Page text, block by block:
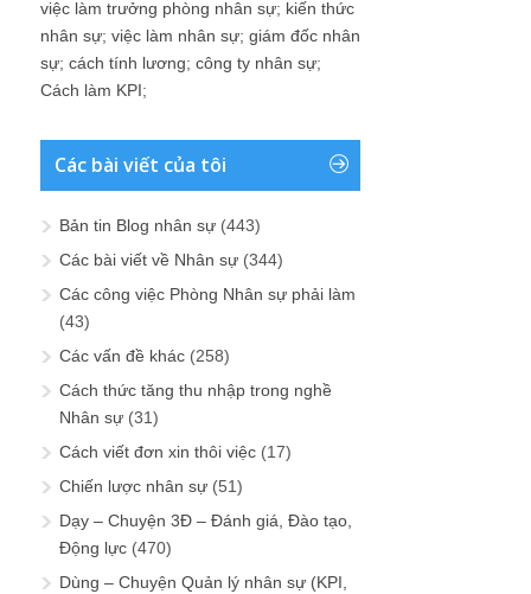
việc làm trưởng phòng nhân sự; kiến thức
nhân sự; việc làm nhân sự; giám đốc nhân
sự; cách tính lương; công ty nhân sự;
Cách làm KPI;
Các bài viết của tôi
Bản tin Blog nhân sự (443)
Các bài viết về Nhân sự (344)
Các công việc Phòng Nhân sự phải làm
(43)
Các vấn đề khác (258)
Cách thức tăng thu nhập trong nghề
Nhân sự (31)
Cách viết đơn xin thôi việc (17)
Chiến lược nhân sự (51)
Dạy – Chuyện 3Đ – Đánh giá, Đào tạo,
Động lực (470)
Dùng – Chuyện Quản lý nhân sự (KPI,